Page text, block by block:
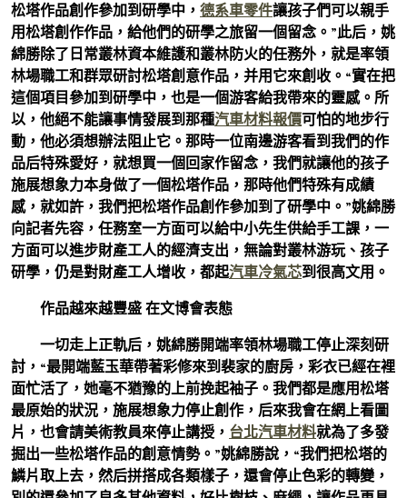
松塔作品創作參加到研學中， 德系車零件讓孩子們可以親手
用松塔創作作品，給他們的研學之旅留一個留念。”此后，姚
綿勝除了日常叢林資本維護和叢林防火的任務外，就是率領
林場職工和群眾研討松塔創意作品，并用它來創收。“實在把
這個項目參加到研學中，也是一個游客給我帶來的靈感。所
以，他絕不能讓事情發展到那種汽車材料報價可怕的地步行
動，他必須想辦法阻止它。那時一位南邊游客看到我們的作
品后特殊愛好，就想買一個回家作留念，我們就讓他的孩子
施展想象力本身做了一個松塔作品，那時他們特殊有成績
感，就如許，我們把松塔作品創作參加到了研學中。”姚綿勝
向記者先容，任務室一方面可以給中小先生供給手工課，一
方面可以進步財產工人的經濟支出，無論對叢林游玩、孩子
研學，仍是對財產工人增收，都起汽車冷氣芯到很高文用。
作品越來越豐盛 在文博會表態
一切走上正軌后，姚綿勝開端率領林場職工停止深刻研
討，“最開端藍玉華帶著彩修來到裴家的廚房，彩衣已經在裡
面忙活了，她毫不猶豫的上前挽起袖子。我們都是應用松塔
最原始的狀況，施展想象力停止創作，后來我會在網上看圖
片，也會請美術教員來停止講授， 台北汽車材料就為了多發
掘出一些松塔作品的創意情勢。”姚綿勝說，“我們把松塔的
鱗片取上去，然后拼搭成各類樣子，還會停止色彩的轉變，